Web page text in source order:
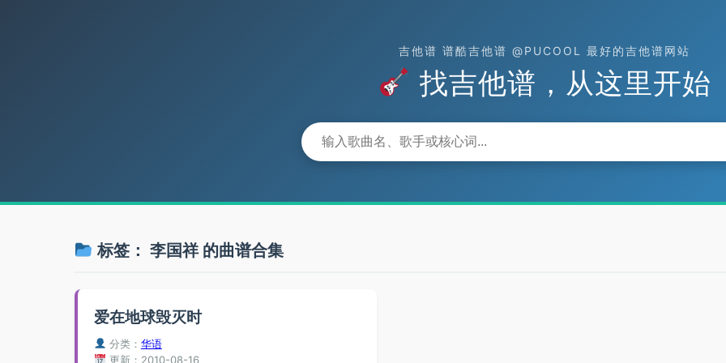
吉他谱 谱酷吉他谱 @PUCOOL 最好的吉他谱网站
找吉他谱，从这里开始
标签： 李国祥的曲谱合集
爱在地球毁灭时
分类： 华语
更新：2010-08-16